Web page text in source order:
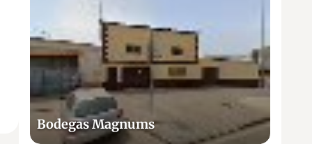
Bodegas Magnums
e
g
s
M